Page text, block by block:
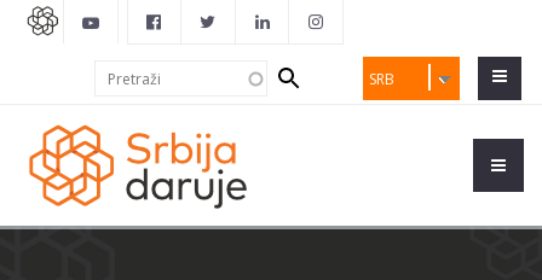
SRB
Search
form